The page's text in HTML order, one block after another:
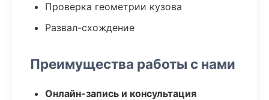
Проверка геометрии кузова
Развал-схождение
Преимущества работы с нами
Онлайн-запись и консультация